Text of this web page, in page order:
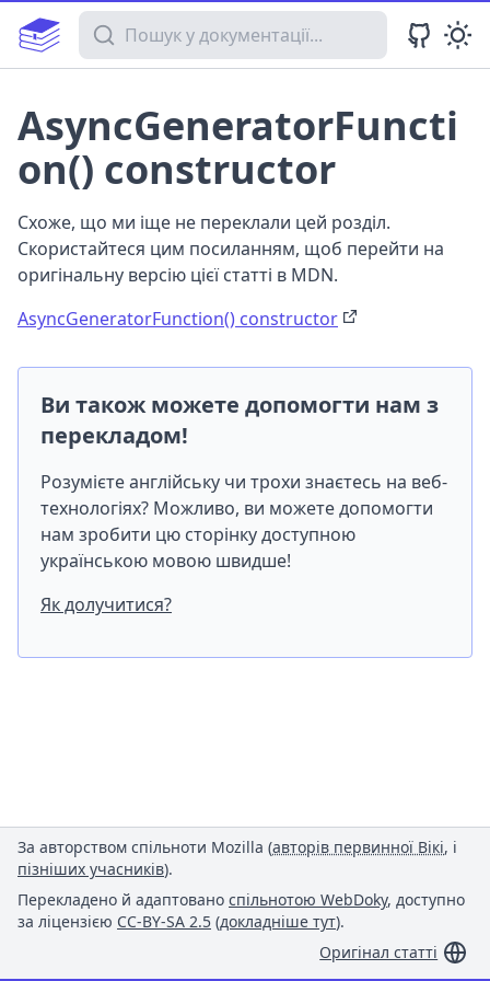
Пошук у документації
AsyncGeneratorFuncti
on() constructor
Схоже, що ми іще не переклали цей розділ.
Скористайтеся цим посиланням, щоб перейти на
оригінальну версію цієї статті в MDN.
AsyncGeneratorFunction() constructor
Ви також можете допомогти нам з
перекладом!
Розумієте англійську чи трохи знаєтесь на веб-
технологіях? Можливо, ви можете допомогти
нам зробити цю сторінку доступною
українською мовою швидше!
Як долучитися?
За авторством спільноти Mozilla (авторів первинної Вікі, і
пізніших учасників).
Перекладено й адаптовано спільнотою WebDoky, доступно
за ліцензією CC-BY-SA 2.5 (докладніше тут).
Оригінал статті